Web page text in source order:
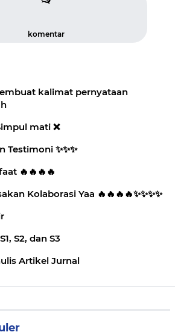
komentar
kalimat pernyataan
mati ❌️
✨️✨️✨️
🔥🔥🔥🔥
Kolaborasi Yaa 🔥🔥🔥🔥✨️✨️✨️✨️
S2, dan S3
Artikel Jurnal